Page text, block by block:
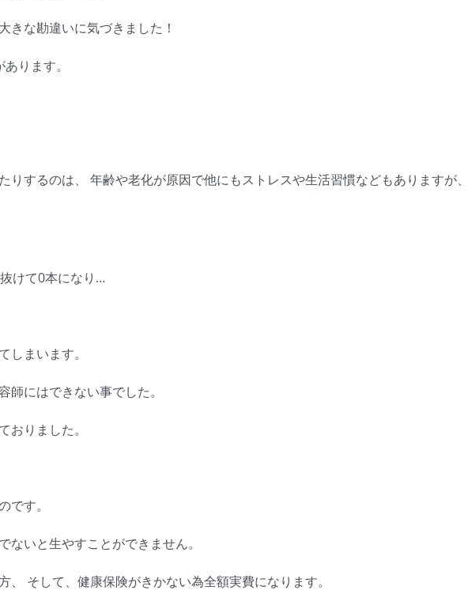
きな勘違いに気づきました！
ります。
りするのは、 年齢や老化が原因で他にもストレスや生活習慣などもありますが
けて0本になり…
まいます。
にはできない事でした。
りました。
す。
いと生やすことができません。
そして、健康保険がきかない為全額実費になります。